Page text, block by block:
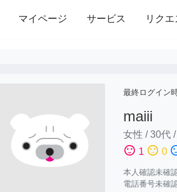
マイページ サービス リクエ
修理・組立 家事 引っ越し
最終ログイン
maiii
女性 /30代 /
sentiment_satisfied 1 sentiment_neutral 0
本人確認未確
電話番号未確